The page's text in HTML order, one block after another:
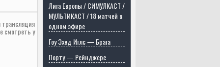
трансляция
у
Лига Европы / СИМУЛКАСТ /
МУЛЬТИКАСТ / 18 матчей в
одном эфире
Гоу Эхед Иглс — Брага
Порту — Рейнджерс